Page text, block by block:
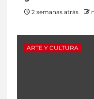
2 semanas atrás
ARTE Y CULTURA